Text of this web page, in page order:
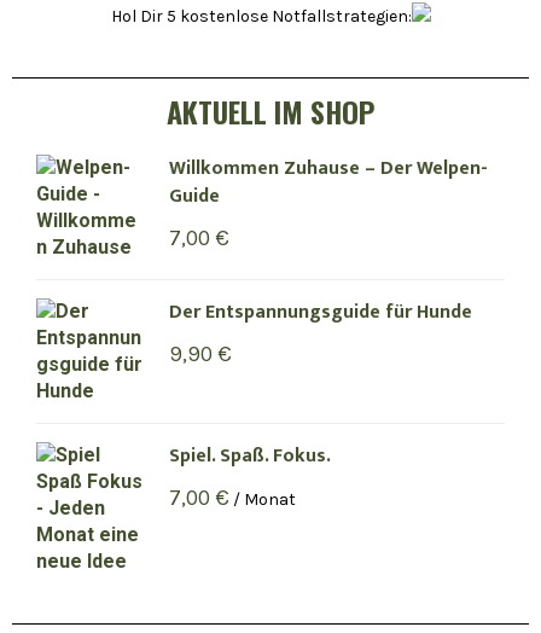
Hol Dir 5 kostenlose Notfallstrategien:
AKTUELL IM SHOP
Willkommen Zuhause – Der Welpen-
Guide
7,00 €
Der Entspannungsguide für Hunde
9,90 €
Spiel. Spaß. Fokus.
7,00 € / Monat